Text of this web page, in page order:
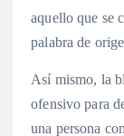
aquello que se
palabra de
Así mismo, la
ofensivo para
una persona